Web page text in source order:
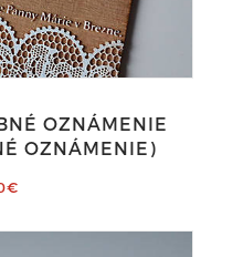
OZNÁMENIE
OZNÁMENIE)